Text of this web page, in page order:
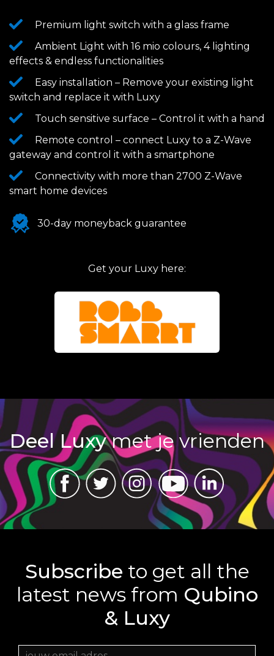
Premium light switch with a glass frame
Ambient Light with 16 mio colours, 4 lighting
effects & endless functionalities
Easy installation – Remove your existing light
switch and replace it with Luxy
Touch sensitive surface – Control it with a hand
Remote control – connect Luxy to a Z-Wave
gateway and control it with a smartphone
Connectivity with more than 2700 Z-Wave
smart home devices
30-day moneyback guarantee
Get your Luxy here:
Deel Luxymet je vrienden
Subscribe to get all the
latest news from Qubino
& Luxy